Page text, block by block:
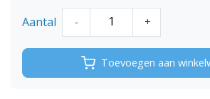
Aantal - +
Toevoegen aan